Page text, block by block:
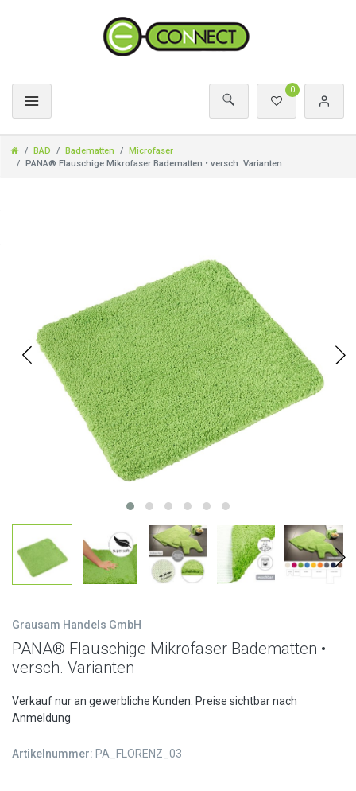
0
BAD Badematten
Microfaser
PANA® Flauschige Mikrofaser Badematten • versch. Varianten
Grausam Handels GmbH
PANA® Flauschige Mikrofaser Badematten •
versch. Varianten
Verkauf nur an gewerbliche Kunden. Preise sichtbar nach
Anmeldung
Artikelnummer: PA_FLORENZ_03